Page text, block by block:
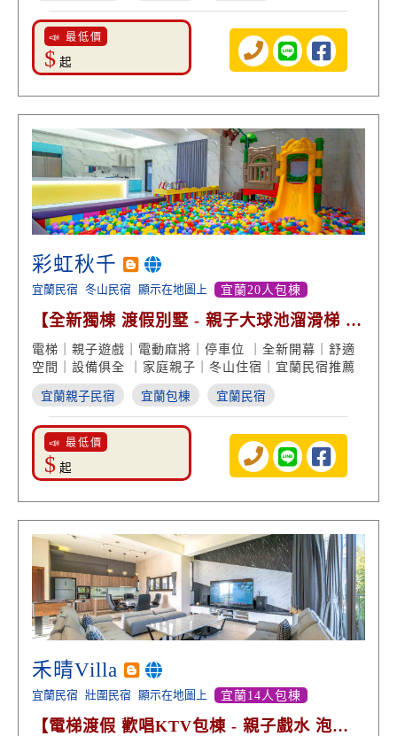
📣 最低價
$ 起
彩虹秋千
宜蘭民宿 冬山民宿 顯示在地圖上 宜蘭20人包棟
【全新獨棟 渡假別墅 - 親子大球池溜滑梯 烤
肉戲水玩樂】
電梯｜親子遊戲｜電動麻將｜停車位 ｜全新開幕｜舒適
空間｜設備俱全 ｜家庭親子｜冬山住宿｜宜蘭民宿推薦
宜蘭親子民宿 宜蘭包棟 宜蘭民宿
📣 最低價
$ 起
禾晴Villa
宜蘭民宿 壯圍民宿 顯示在地圖上 宜蘭14人包棟
【電梯渡假 歡唱KTV包棟 - 親子戲水 泡澡